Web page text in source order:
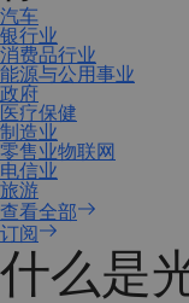
订阅
什么是